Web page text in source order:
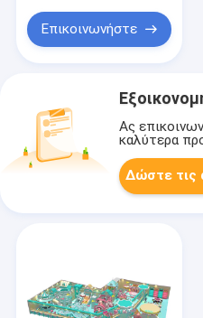
Επικοινωνήστε
Ας
καλύτερα
Δώστε τις